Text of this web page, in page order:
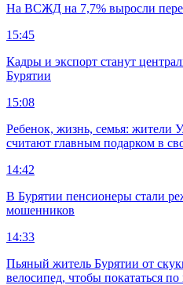
На ВСЖД на 7,7% выросли
15:45
Кадры и экспорт станут
Бурятии
15:08
Ребенок, жизнь, семья: жители
считают главным подарком в
14:42
В Бурятии пенсионеры стали
мошенников
14:33
Пьяный житель Бурятии от
велосипед, чтобы покататься по